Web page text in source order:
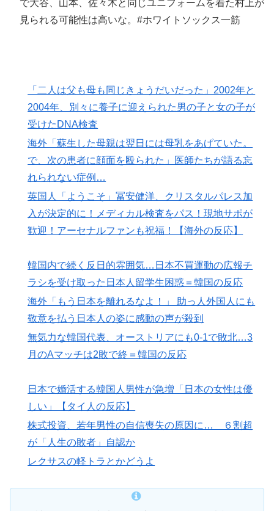
で大谷、山本、佐々木と同じユニフォームを着た村上が
見られる可能性は高いな。#ホワイトソックス一筋
「二人は父も母も同じきょうだいだった」2002年と
2004年、別々に養子に迎えられた男の子と女の子が
受けたDNA検査
海外「蘇生した母親は翌日には母乳をあげていた。
で、次の患者に顔面を殴られた」医師たちが語る忘
れられない症例…
英国人「ようこそ」冨安健洋、クリスタルパレス加
入が決定的に！メディカル検査をパス！現地サポが
歓迎！アーセナルファンも祝福！【海外の反応】
韓国内で続く反日的雰囲気…日本不買運動の広報チ
ラシを受け取った日本人留学生困惑＝韓国の反応
海外「もう日本を離れるなよ！」 助っ人外国人にも
敬意を払う日本人の姿に感動の声が殺到
無気力な韓国代表、オーストリアにも0-1で敗北…3
月のAマッチは2敗で終＝韓国の反応
日本で婚活する韓国人男性が急増「日本の女性は優
しい」【タイ人の反応】
株式投資、若年男性の自信喪失の原因に… ６割超
が「人生の敗者」自認か
レクサスの軽トラとかどうよ